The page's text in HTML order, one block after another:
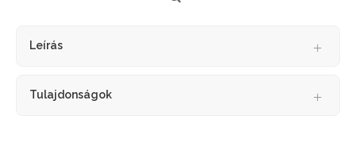
Leírás
Tulajdonságok